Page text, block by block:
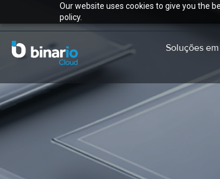
Our website uses cookies to give you the
policy.
Soluções